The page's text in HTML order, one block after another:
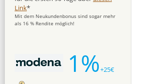
Link*
Mit dem Neukundenbonus sind sogar mehr
als 16 % Rendite möglich!
1%+25€